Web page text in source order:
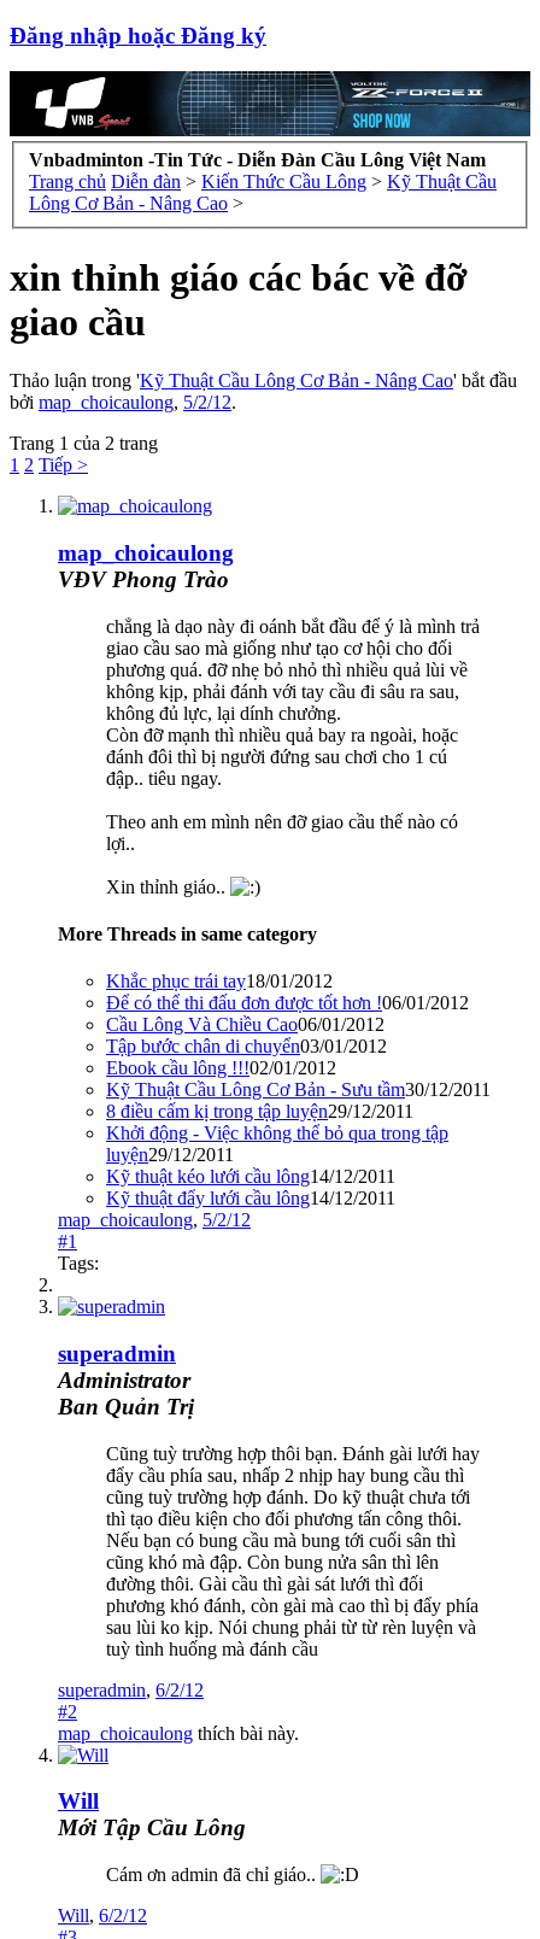
Đăng nhập hoặc Đăng ký
Vnbadminton -Tin Tức - Diễn Đàn Cầu Lông Việt Nam
Trang chủ Diễn đàn > Kiến Thức Cầu Lông > Kỹ Thuật Cầu
Lông Cơ Bản - Nâng Cao >
xin thỉnh giáo các bác về đỡ
giao cầu
Thảo luận trong 'Kỹ Thuật Cầu Lông Cơ Bản - Nâng Cao' bắt đầu
bởi map_choicaulong, 5/2/12.
Trang 1 của 2 trang
1 2 Tiếp >
map_choicaulong
VĐV Phong Trào
chẳng là dạo này đi oánh bắt đầu để ý là mình trả
giao cầu sao mà giống như tạo cơ hội cho đối
phương quá. đỡ nhẹ bỏ nhỏ thì nhiều quả lùi về
không kịp, phải đánh với tay cầu đi sâu ra sau,
không đủ lực, lại dính chưởng.
Còn đỡ mạnh thì nhiều quả bay ra ngoài, hoặc
đánh đôi thì bị người đứng sau chơi cho 1 cú
đập.. tiêu ngay.
Theo anh em mình nên đỡ giao cầu thế nào có
lợi..
Xin thỉnh giáo..
More Threads in same category
Khắc phục trái tay18/01/2012
Để có thể thi đấu đơn được tốt hơn !06/01/2012
Cầu Lông Và Chiều Cao06/01/2012
Tập bước chân di chuyển03/01/2012
Ebook cầu lông !!!02/01/2012
Kỹ Thuật Cầu Lông Cơ Bản - Sưu tầm30/12/2011
8 điều cấm kị trong tập luyện29/12/2011
Khởi động - Việc không thể bỏ qua trong tập
luyện29/12/2011
Kỹ thuật kéo lưới cầu lông14/12/2011
Kỹ thuật đẩy lưới cầu lông14/12/2011
map_choicaulong, 5/2/12
#1
Tags:
superadmin
Administrator
Ban Quản Trị
Cũng tuỳ trường hợp thôi bạn. Đánh gài lưới hay
đẩy cầu phía sau, nhấp 2 nhịp hay bung cầu thì
cũng tuỳ trường hợp đánh. Do kỹ thuật chưa tới
thì tạo điều kiện cho đối phương tấn công thôi.
Nếu bạn có bung cầu mà bung tới cuối sân thì
cũng khó mà đập. Còn bung nửa sân thì lên
đường thôi. Gài cầu thì gài sát lưới thì đối
phương khó đánh, còn gài mà cao thì bị đẩy phía
sau lùi ko kịp. Nói chung phải từ từ rèn luyện và
tuỳ tình huống mà đánh cầu
superadmin, 6/2/12
#2
map_choicaulong thích bài này.
Will
Mới Tập Cầu Lông
Cám ơn admin đã chỉ giáo..
Will, 6/2/12